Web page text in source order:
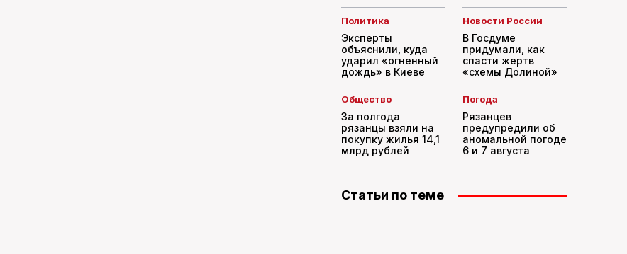
Политика
Эксперты
объяснили, куда
ударил «огненный
дождь» в Киеве
Новости России
В Госдуме
придумали, как
спасти жертв
«схемы Долиной»
Общество
За полгода
рязанцы взяли на
покупку жилья 14,1
млрд рублей
Погода
Рязанцев
предупредили об
аномальной погоде
6 и 7 августа
Статьи по теме